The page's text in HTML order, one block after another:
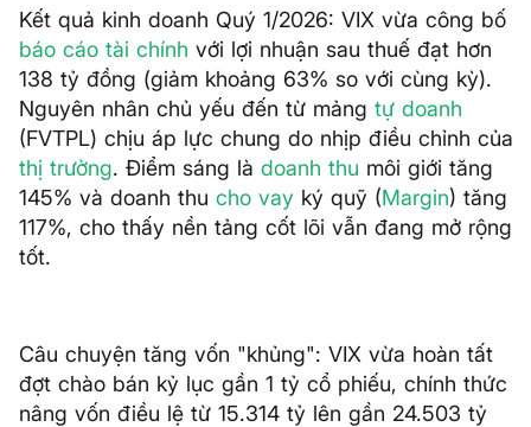
Kết quả kinh doanh Quý 1/2026: VIX vừa công bố
báo cáo tài chính với lợi nhuận sau thuế đạt hơn
138 tỷ đồng (giảm khoảng 63% so với cùng kỳ).
Nguyên nhân chủ yếu đến từ mảng tự doanh
(FVTPL) chịu áp lực chung do nhịp điều chỉnh của
thị trường. Điểm sáng là doanh thu môi giới tăng
145% và doanh thu cho vay ký quỹ (Margin) tăng
117%, cho thấy nền tảng cốt lõi vẫn đang mở rộng
tốt.
Câu chuyện tăng vốn "khủng": VIX vừa hoàn tất
đợt chào bán kỷ lục gần 1 tỷ cổ phiếu, chính thức
nâng vốn điều lệ từ 15.314 tỷ lên gần 24.503 tỷ